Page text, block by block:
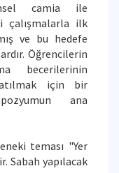
camia ile
çalışmalarla ilk
ve bu hedefe
Öğrencilerin
becerilerinin
için bir
ana
teması "Yer
Sabah yapılacak